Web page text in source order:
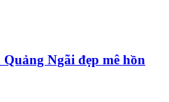
Ngãi đẹp mê hồn